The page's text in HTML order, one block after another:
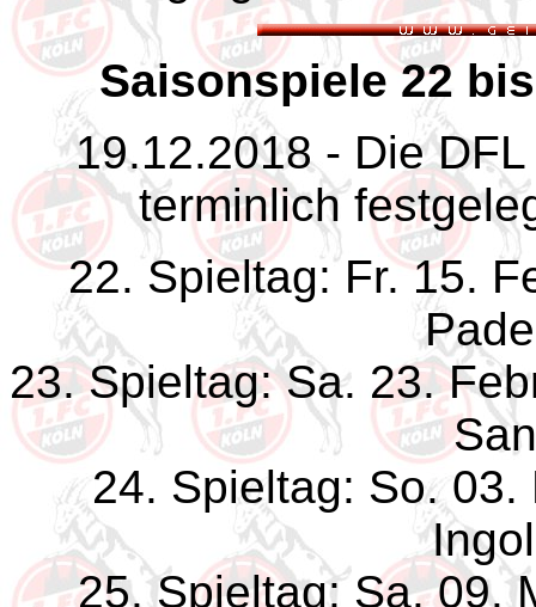
Saisonspiele 22
19.12.2018 - Die
terminlich
22. Spieltag: Fr. 15.
23. Spieltag: Sa. 23.
24. Spieltag: So.
25. Spieltag: Sa. 09.